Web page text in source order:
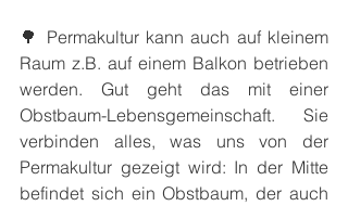
🌳 Permakultur kann auch auf kleinem
Raum z.B. auf einem Balkon betrieben
werden. Gut geht das mit einer
Obstbaum-Lebensgemeinschaft. Sie
verbinden alles, was uns von der
Permakultur gezeigt wird: In der Mitte
befindet sich ein Obstbaum, der auch